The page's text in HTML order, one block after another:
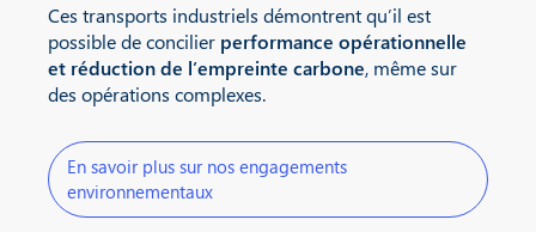
Ces transports industriels démontrent qu’il est
possible de concilier performance opérationnelle
et réduction de l’empreinte carbone, même sur
des opérations complexes.
En savoir plus sur nos engagements
environnementaux